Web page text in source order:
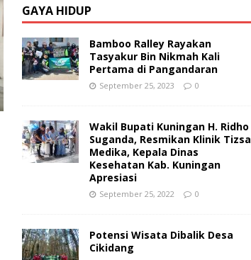
GAYA HIDUP
Bamboo Ralley Rayakan
Tasyakur Bin Nikmah Kali
Pertama di Pangandaran
September 25, 2023 0
Wakil Bupati Kuningan H. Ridho
Suganda, Resmikan Klinik Tizsa
Medika, Kepala Dinas
Kesehatan Kab. Kuningan
Apresiasi
September 25, 2022 0
Potensi Wisata Dibalik Desa
Cikidang